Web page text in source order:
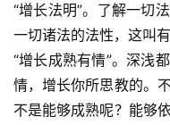
“增长法明”。了解一切
一切诸法的法性，这叫
“增长成熟有情”。深浅
情，增长你所思教的。
不是能够成熟呢？能够